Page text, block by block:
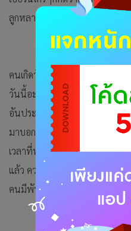
ลูกหลานทำตัวน่ารัก
คนเกิดวันเสาร์ วันนี้เรื่องใหญ่เรื่
วันนี้อะไรๆก็ชิล สุขภาพร่างกาย
อันประเสริฐ ถ้าอยากทำงานที่น
มาบอกกล่าว การเงิน ก็ได้มาจา
เวลาที่ท่านอยากซื้อของให้ตนเอ
แล้ว ความรัก คนโสดมีตัวเลือก
คนมีพันธะแล้ว คนมีคู่ต่างคนยังช